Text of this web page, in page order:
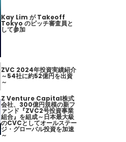
Kay Lim が Takeoff
Tokyo のピッチ審査員と
して参加
ZVC 2024年投資実績紹介
～54社に約52億円を出資
～
Z Venture Capital株式
会社、300億円規模の新フ
ァンド『ZVC2号投資事業
組合』を組成～日本最大級
のCVCとしてオールステー
ジ・グローバル投資を加速
～